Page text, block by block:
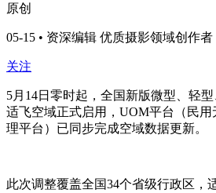
原创
05-15 • 资深编辑 优质摄影领域创作者
关注
5月14日零时起，全国新版微型、轻
适飞空域正式启用，UOM平台（民
理平台）已同步完成空域数据更新。
此次调整覆盖全国34个省级行政区，